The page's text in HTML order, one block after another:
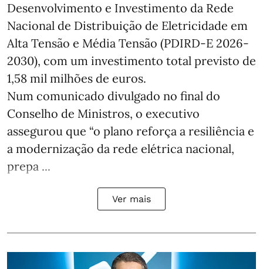
Desenvolvimento e Investimento da Rede
Nacional de Distribuição de Eletricidade em
Alta Tensão e Média Tensão (PDIRD-E 2026-
2030), com um investimento total previsto de
1,58 mil milhões de euros.
Num comunicado divulgado no final do
Conselho de Ministros, o executivo
assegurou que “o plano reforça a resiliência e
a modernização da rede elétrica nacional,
prepa ...
Ver mais